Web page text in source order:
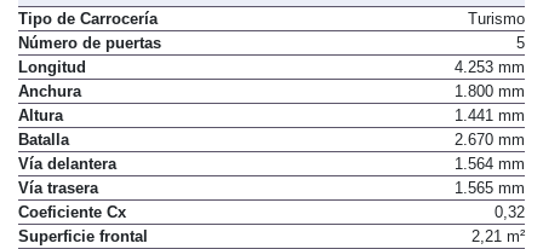
Tipo de Carrocería
Turismo
Número de puertas
5
Longitud
4.253 mm
Anchura
1.800 mm
Altura
1.441 mm
Batalla
2.670 mm
Vía delantera
1.564 mm
Vía trasera
1.565 mm
Coeficiente Cx
0,32
Superficie frontal
2,21 m²